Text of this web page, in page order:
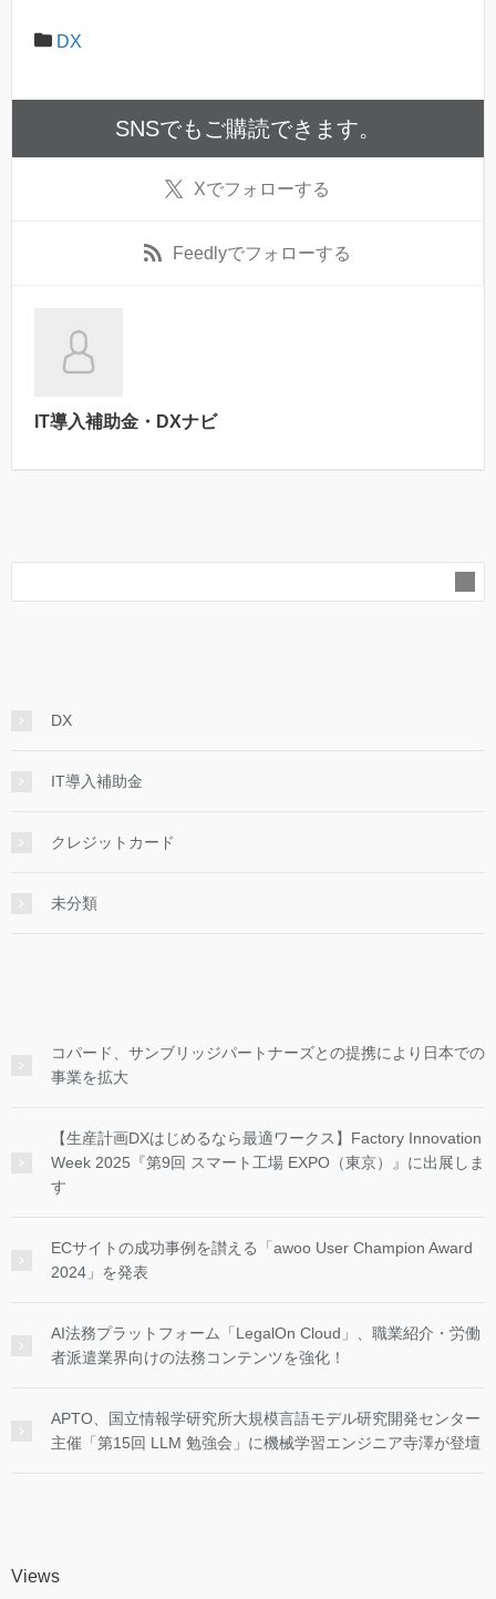
DX
SNSでもご購読できます。
Xでフォローする
Feedlyでフォローする
IT導入補助金・DXナビ
DX
IT導入補助金
クレジットカード
未分類
コパード、サンブリッジパートナーズとの提携により日本での
事業を拡大
【生産計画DXはじめるなら最適ワークス】Factory Innovation
Week 2025『第9回 スマート工場 EXPO（東京）』に出展しま
す
ECサイトの成功事例を讃える「awoo User Champion Award
2024」を発表
AI法務プラットフォーム「LegalOn Cloud」、職業紹介・労働
者派遣業界向けの法務コンテンツを強化！
APTO、国立情報学研究所大規模言語モデル研究開発センター
主催「第15回 LLM 勉強会」に機械学習エンジニア寺澤が登壇
Views